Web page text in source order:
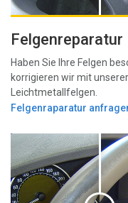
Felgenreparatur
Haben Sie Ihre Felgen
korrigieren wir mit
Leichtmetallfelgen.
Felgenraparatur